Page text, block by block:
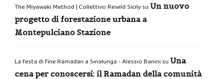
The Miyawaki Method | Collettivo Rewild Sicilysu Un nuovo
progetto di forestazione urbana a
Montepulciano Stazione
La festa di fine Ramadan a Sinalunga - Alessio Banini su Una
cena per conoscersi: il Ramadan della comunità